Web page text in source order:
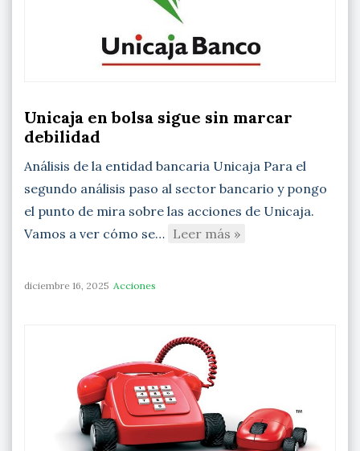
Unicaja en bolsa sigue sin marcar
debilidad
Análisis de la entidad bancaria Unicaja Para el
segundo análisis paso al sector bancario y pongo
el punto de mira sobre las acciones de Unicaja.
Vamos a ver cómo se… Leer más »
diciembre 16, 2025 Acciones